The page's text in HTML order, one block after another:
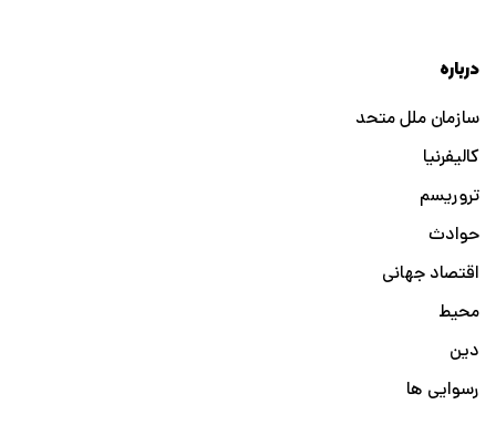
درباره
سازمان ملل متحد
کالیفرنیا
تروریسم
حوادث
اقتصاد جهانی
محیط
دین
رسوایی ها